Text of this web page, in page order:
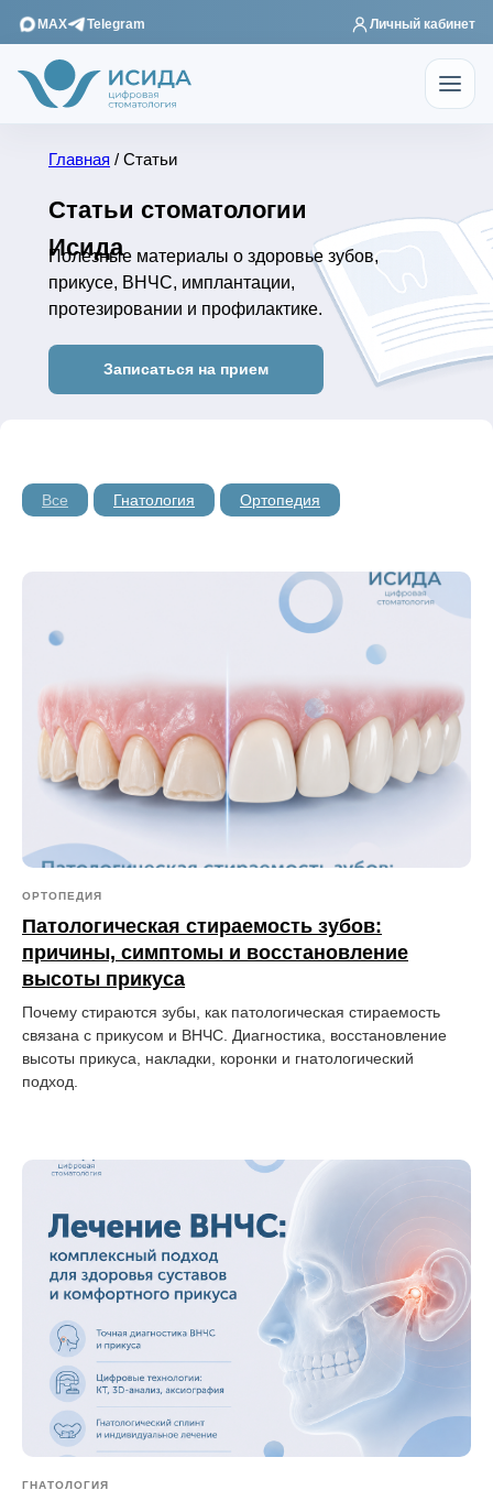
MAX Telegram Личный кабинет
Статьи стоматологии
Исида
Полезные материалы о здоровье зубов,
прикусе, ВНЧС, имплантации,
протезировании и профилактике.
Записаться на прием
Главная / Статьи
Все Гнатология Ортопедия
ОРТОПЕДИЯ
Патологическая стираемость зубов:
причины, симптомы и восстановление
высоты прикуса
Почему стираются зубы, как патологическая стираемость
связана с прикусом и ВНЧС. Диагностика, восстановление
высоты прикуса, накладки, коронки и гнатологический
подход.
ГНАТОЛОГИЯ